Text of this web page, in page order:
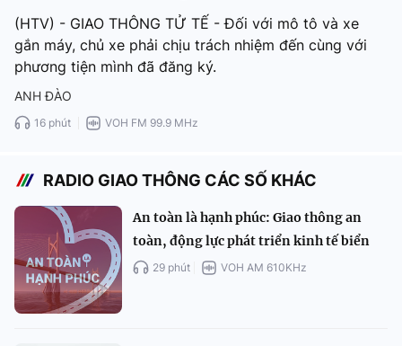
(HTV) - GIAO THÔNG TỬ TẾ - Đối với mô tô và xe
gắn máy, chủ xe phải chịu trách nhiệm đến cùng với
phương tiện mình đã đăng ký.
ANH ĐÀO
16 phút VOH FM 99.9 MHz
RADIO GIAO THÔNG CÁC SỐ KHÁC
An toàn là hạnh phúc: Giao thông an
toàn, động lực phát triển kinh tế biển
29 phút VOH AM 610KHz